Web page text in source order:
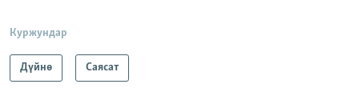
Куржундар
Дүйнө Саясат